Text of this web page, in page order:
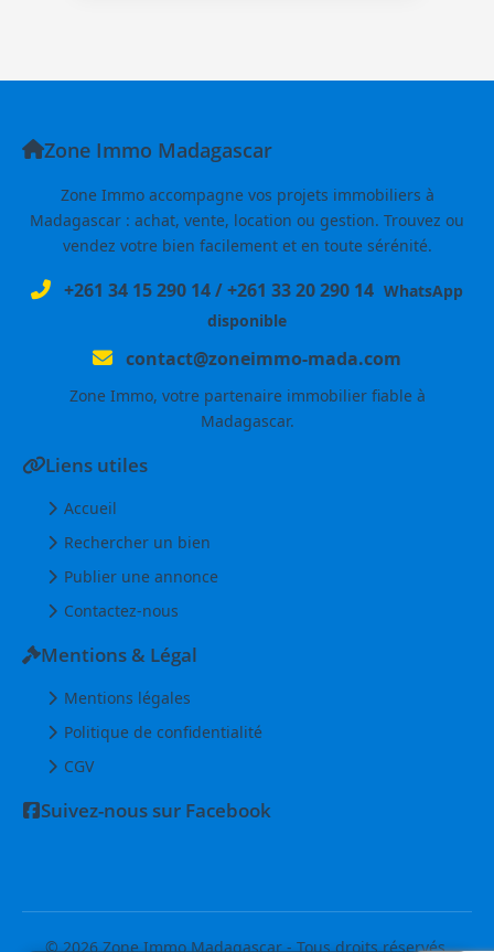
Zone Immo Madagascar
Zone Immo accompagne vos projets immobiliers à
Madagascar : achat, vente, location ou gestion. Trouvez ou
vendez votre bien facilement et en toute sérénité.
+261 34 15 290 14/+261 33 20 290 14 WhatsApp
disponible
contact@zoneimmo-mada.com
Zone Immo, votre partenaire immobilier fiable à
Madagascar.
Liens utiles
Accueil
Rechercher un bien
Publier une annonce
Contactez-nous
Mentions & Légal
Mentions légales
Politique de confidentialité
CGV
Suivez-nous sur Facebook
© 2026 Zone Immo Madagascar - Tous droits réservés.